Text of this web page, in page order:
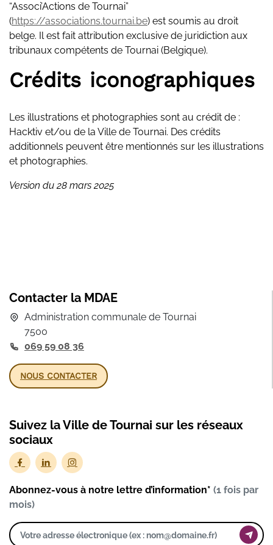
“Associ’Actions de Tournai”
(https://associations.tournai.be) est soumis au droit
belge. Il est fait attribution exclusive de juridiction aux
tribunaux compétents de Tournai (Belgique).
Crédits iconographiques
Les illustrations et photographies sont au crédit de :
Hacktiv et/ou de la Ville de Tournai. Des crédits
additionnels peuvent être mentionnés sur les illustrations
et photographies.
Version du 28 mars 2025
Contacter la MDAE
Administration communale de Tournai
7500
069 59 08 36
NOUS CONTACTER
Suivez la Ville de Tournai sur les réseaux
sociaux
Abonnez-vous à notre lettre d’information* (1 fois par
mois)